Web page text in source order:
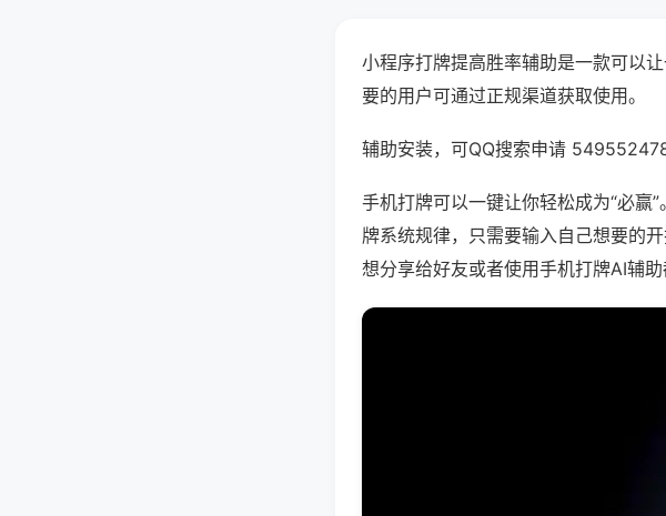
小程序打牌提高胜率辅助是一款可以
要的用户可通过正规渠道获取使用。
辅助安装，可QQ搜索申请
手机打牌可以一键让你轻松成为“必赢
牌系统规律，只需要输入自己想要的
想分享给好友或者使用手机打牌AI辅助